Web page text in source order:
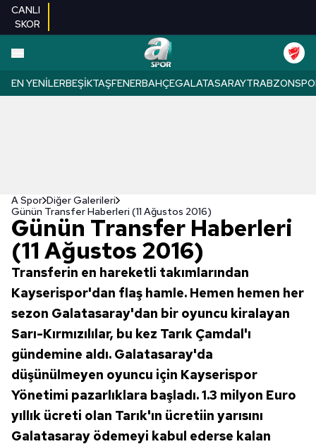
CANLI
SKOR
EN YENILERBEŞIKTAŞFENERBAHÇEGALATASARAY
A Spor Diğer Galerileri
Günün Transfer Haberleri (11 Ağustos 2016)
Günün Transfer Haberleri
(11 Ağustos 2016)
Transferin en hareketli takımlarından
Kayserispor'dan flaş hamle. Hemen hemen her
sezon Galatasaray'dan bir oyuncu kiralayan
Sarı-Kırmızılılar, bu kez Tarık Çamdal'ı
gündemine aldı. Galatasaray'da
düşünülmeyen oyuncu için Kayserispor
Yönetimi pazarlıklara başladı. 1.3 milyon Euro
yıllık ücreti olan Tarık'ın ücretiin yarısını
Galatasaray ödemeyi kabul ederse kalan